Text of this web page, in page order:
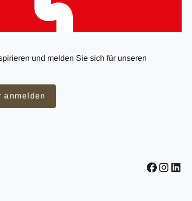
und melden Sie sich für unseren
anmelden